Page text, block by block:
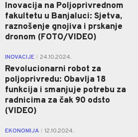
Inovacija na Poljoprivrednom
fakultetu u Banjaluci: Sjetva,
raznošenje gnojiva i prskanje
dronom (FOTO/VIDEO)
INOVACIJE 24.10.2024.
Revolucionarni robot za
poljoprivredu: Obavlja 18
funkcija i smanjuje potrebu za
radnicima za čak 90 odsto
(VIDEO)
EKONOMIJA 12.10.2024.